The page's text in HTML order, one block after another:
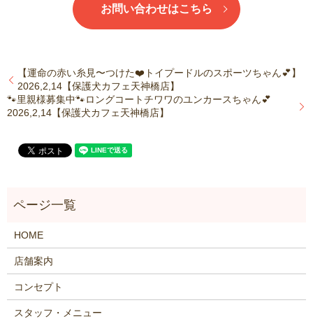
お問い合わせはこちら
【運命の赤い糸見〜つけた❤️トイプードルのスポーツちゃん💕】
2026,2,14【保護犬カフェ天神橋店】
🐾里親様募集中🐾ロングコートチワワのユンカースちゃん💕
2026,2,14【保護犬カフェ天神橋店】
HOME
店舗案内
コンセプト
スタッフ・メニュー